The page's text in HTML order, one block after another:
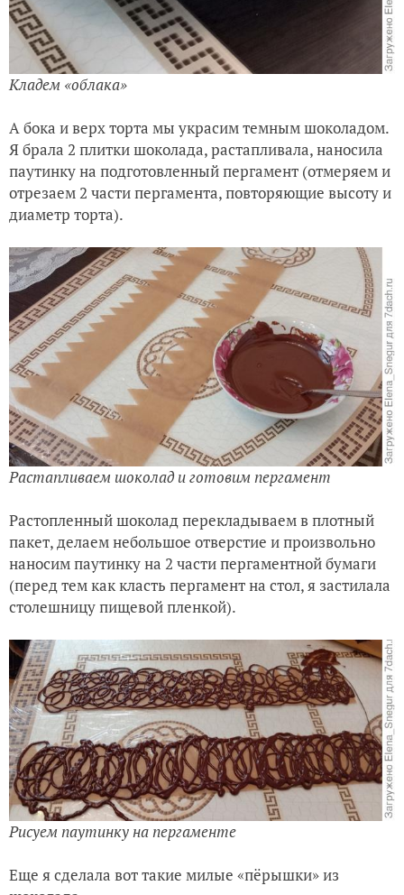
Кладем «облака»
А бока и верх торта мы украсим темным шоколадом.
Я брала 2 плитки шоколада, растапливала, наносила
паутинку на подготовленный пергамент (отмеряем и
отрезаем 2 части пергамента, повторяющие высоту и
диаметр торта).
Растапливаем шоколад и готовим пергамент
Растопленный шоколад перекладываем в плотный
пакет, делаем небольшое отверстие и произвольно
наносим паутинку на 2 части пергаментной бумаги
(перед тем как класть пергамент на стол, я застилала
столешницу пищевой пленкой).
Рисуем паутинку на пергаменте
Еще я сделала вот такие милые «пёрышки» из